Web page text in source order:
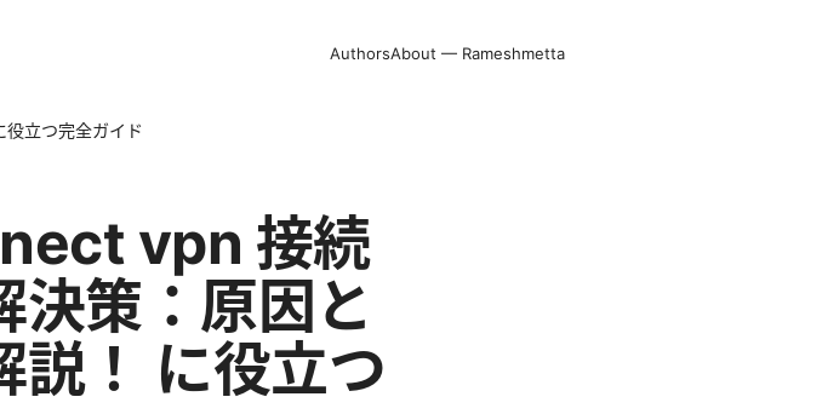
AuthorsAbout — Rameshmetta
立つ完全ガイド
vpn 接続
決策：原因と
説！ に役立つ